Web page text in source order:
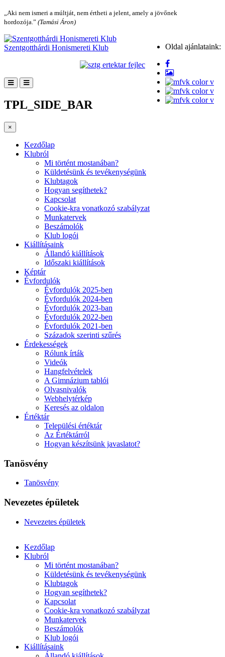
„Aki nem ismeri a múltját, nem értheti a jelent, amely a jövőnek
hordozója.” (Tamási Áron)
Oldal ajánlataink:
Szentgotthárdi Honismereti Klub
TPL_SIDE_BAR
×
Kezdőlap
Klubról
Mi történt mostanában?
Küldetésünk és tevékenységünk
Klubtagok
Hogyan segíthetek?
Kapcsolat
Cookie-kra vonatkozó szabályzat
Munkatervek
Beszámolók
Klub logói
Kiállításaink
Állandó kiállítások
Időszaki kiállítások
Képtár
Évfordulók
Évfordulók 2025-ben
Évfordulók 2024-ben
Évfordulók 2023-ban
Évfordulók 2022-ben
Évfordulók 2021-ben
Századok szerinti szűrés
Érdekességek
Rólunk írták
Videók
Hangfelvételek
A Gimnázium tablói
Olvasnivalók
Webhelytérkép
Keresés az oldalon
Értéktár
Települési értéktár
Az Értéktárról
Hogyan készítsünk javaslatot?
Tanösvény
Tanösvény
Nevezetes épületek
Nevezetes épületek
Kezdőlap
Klubról
Mi történt mostanában?
Küldetésünk és tevékenységünk
Klubtagok
Hogyan segíthetek?
Kapcsolat
Cookie-kra vonatkozó szabályzat
Munkatervek
Beszámolók
Klub logói
Kiállításaink